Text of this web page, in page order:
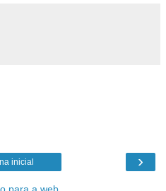
›
inicial